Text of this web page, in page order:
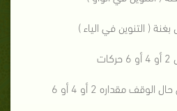
( التنوين في الياء )
: مد لين و يكون في حال الوقف مقداره 2 أو 4 أو 6